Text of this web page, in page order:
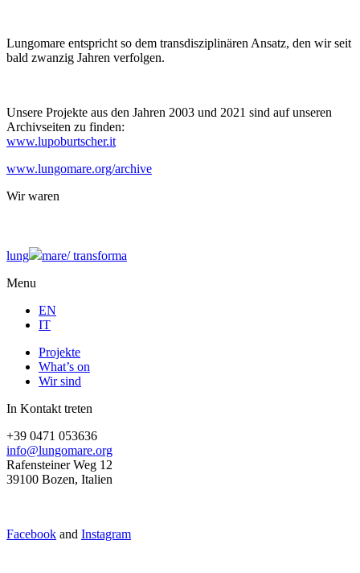
Lungomare entspricht so dem transdisziplinären Ansatz, den wir seit
bald zwanzig Jahren verfolgen.
Unsere Projekte aus den Jahren 2003 und 2021 sind auf unseren
Archivseiten zu finden:
www.lupoburtscher.it
www.lungomare.org/archive
Wir waren
lung mare/transforma
Menu
EN
IT
Projekte
What’s on
Wir sind
In Kontakt treten
+39 0471 053636
info@lungomare.org
Rafensteiner Weg 12
39100 Bozen, Italien
Facebook and Instagram